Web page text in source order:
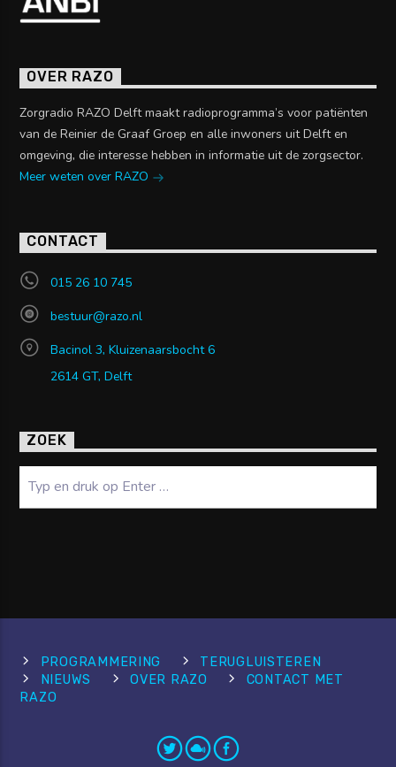
OVER RAZO
Zorgradio RAZO Delft maakt radioprogramma’s voor patiënten
van de Reinier de Graaf Groep en alle inwoners uit Delft en
omgeving, die interesse hebben in informatie uit de zorgsector.
Meer weten over RAZO
CONTACT
015 26 10 745
bestuur@razo.nl
Bacinol 3, Kluizenaarsbocht 6
2614 GT, Delft
ZOEK
PROGRAMMERING
TERUGLUISTEREN
NIEUWS
OVER RAZO
CONTACT MET
RAZO